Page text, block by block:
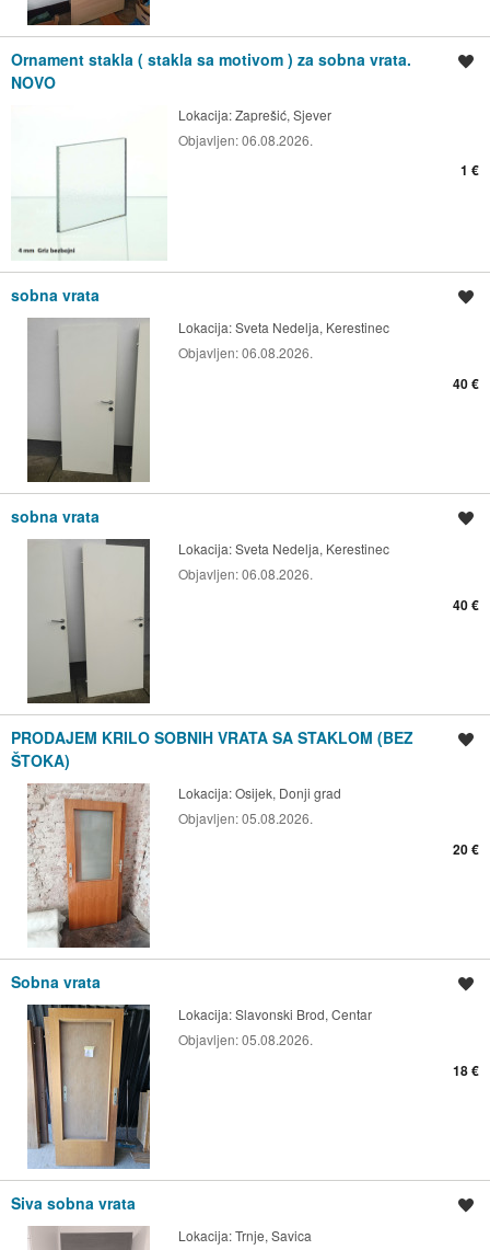
Ornament stakla ( stakla sa motivom ) za sobna vrata.
NOVO
Lokacija:Zaprešić, Sjever
Objavljen:06.08.2026.
1 €
sobna vrata
Lokacija:Sveta Nedelja, Kerestinec
Objavljen:06.08.2026.
40 €
sobna vrata
Lokacija:Sveta Nedelja, Kerestinec
Objavljen:06.08.2026.
40 €
PRODAJEM KRILO SOBNIH VRATA SA STAKLOM (BEZ
ŠTOKA)
Lokacija:Osijek, Donji grad
Objavljen:05.08.2026.
20 €
Sobna vrata
Lokacija:Slavonski Brod, Centar
Objavljen:05.08.2026.
18 €
Siva sobna vrata
Lokacija:Trnje, Savica